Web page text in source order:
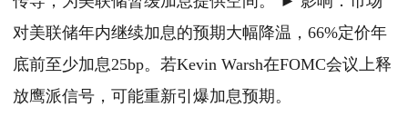
对美联储年内继续加息的预期大幅降温，66%定价年
底前至少加息25bp。若Kevin Warsh在FOMC会议上释
放鹰派信号，可能重新引爆加息预期。